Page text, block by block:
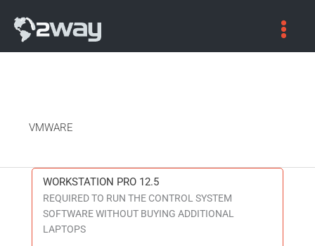
VMWARE
WORKSTATION PRO 12.5
REQUIRED TO RUN THE CONTROL SYSTEM
SOFTWARE WITHOUT BUYING ADDITIONAL
LAPTOPS
WORKSTATION
PRO
12.5